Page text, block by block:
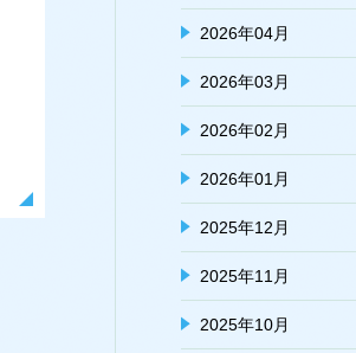
2026年04月
2026年03月
2026年02月
2026年01月
2025年12月
2025年11月
2025年10月